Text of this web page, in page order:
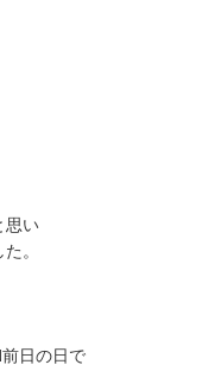
思い
。
日の日で